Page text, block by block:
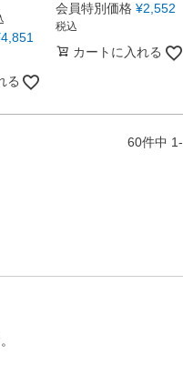
4,851
る
会員特別価格 ¥2,552
税込
カートに入れる
60件中 1-